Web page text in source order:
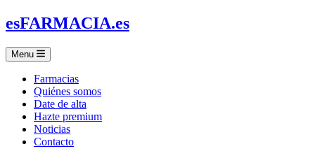
esFARMACIA.es
Menu
Farmacias
Quiénes somos
Date de alta
Hazte premium
Noticias
Contacto